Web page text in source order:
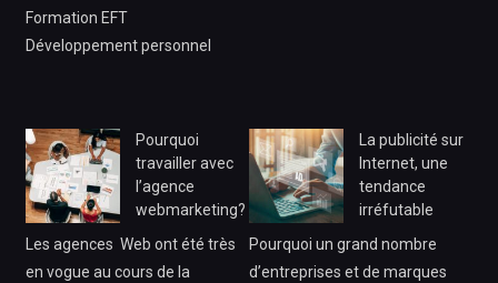
Formation EFT
Développement personnel
Pourquoi
travailler avec
l’agence
webmarketing?
Les agences Web ont été très
en vogue au cours de la
La publicité sur
Internet, une
tendance
irréfutable
Pourquoi un grand nombre
d’entreprises et de marques